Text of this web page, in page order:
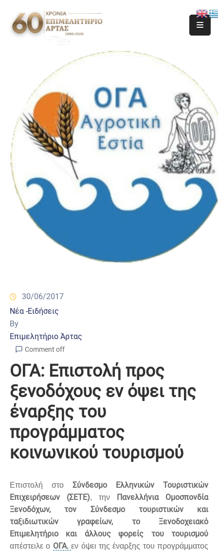
30/06/2017
Νέα -Ειδήσεις
By
Επιμελητήριο Άρτας
Comment off
ΟΓΑ: Επιστολή προς
ξενοδόχους εν όψει της
έναρξης του
προγράμματος
κοινωνικού τουρισμού
Επιστολή στο Σύνδεσμο Ελληνικών Τουριστικών
Επιχειρήσεων (ΣΕΤΕ), την Πανελλήνια Ομοσπονδία
Ξενοδόχων, τον Σύνδεσμο τουριστικών και
ταξιδιωτικών γραφείων, το Ξενοδοχειακό
Επιμελητήριο και άλλους φορείς του τουρισμού
απέστειλε ο ΟΓΑ,εν όψει της έναρξης του προγράμματος